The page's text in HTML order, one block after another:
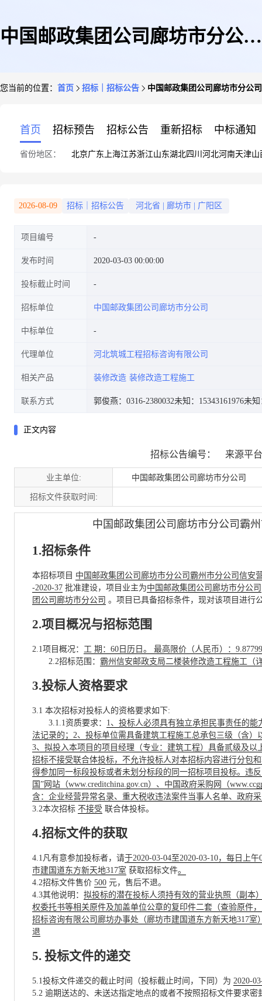
中国邮政集团公司廊坊市分公司
您当前的位置： 首页 招标｜招标公告 中国邮政集团公司廊坊市分公
首页 招标预告 招标公告 重新招标 中标通知
省份地区： 北京广东 上海江苏浙江山东湖北四川 河北河南天津山
2026-08-09 招标｜招标公告 河北省 廊坊市 广阳区
项目编号
发布时间 2020-03-03 00:00:00
投标截止时间
招标单位 中国邮政集团公司廊坊市分公司
中标单位
代理单位 河北筑城工程招标咨询有限公司
相关产品 装修改造 装修改造工程施工
联系方式 郭俊燕：0316-2380032未知：15343161976未知
正文内容
招标公告编号： 来源平
业主单位: 中国邮政集团公司廊坊市分公司
招标文件获取时间:
中国邮政集团公司廊坊市分公司霸
1.招标条件
本招标项目 中国邮政集团公司廊坊市分公司霸州市分公司信安
-2020-37 批准建设，项目业主为中国邮政集团公司廊坊市分公司
团公司廊坊市分公司 。项目已具备招标条件，现对该项目进行
2.项目概况与招标范围
2.1项目概况： 工 期：60日历日。 最高限价（人民币）：
2.2招标范围： 霸州信安邮政支局二楼装修改造工程施工（
3.投标人资格要求
3.1 本次招标对投标人的资格要求如下:
3.1.1资质要求： 1、投标人必须具有独立承担民事责任的
法记录的；2、投标单位需具备建筑工程施工总承包三级（含
3、拟投入本项目的项目经理（专业：建筑工程）具备贰级及
招标不接受联合体投标，不允许投标人对本招标内容进行分包
得参加同一标段投标或者未划分标段的同一招标项目投标。违
国”网站（www.creditchina.gov.cn）、中国政府采购网（
含：企业经营异常名录、重大税收违法案件当事人名单、政府
3.2本次招标 不接受 联合体投标。
4.招标文件的获取
4.1凡有意参加投标者，请于2020-03-04至2020-03-10，每日上
市建国道东方新天地317室 获取招标文件。
4.2招标文件售价 500 元，售后不退。
4.3其他说明： 拟投标的潜在投标人须持有效的营业执照（副本
权委托书等相关原件及加盖单位公章的复印件二套（查验原件
招标咨询有限公司廊坊办事处（廊坊市建国道东方新天地317
退
5. 投标文件的递交
5.1投标文件递交的截止时间（投标截止时间，下同）为 2020-
5.2 逾期送达的、未送达指定地点的或者不按照招标文件要求